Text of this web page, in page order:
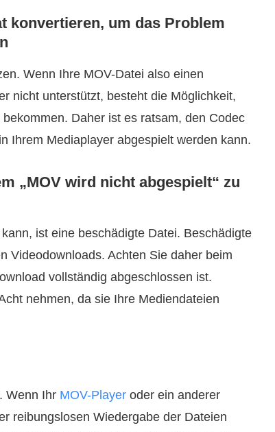
konvertieren, um das Problem
Wenn Ihre MOV-Datei also einen
nicht unterstützt, besteht die Möglichkeit,
Daher ist es ratsam, den Codec
Ihrem Mediaplayer abgespielt werden kann.
„MOV wird nicht abgespielt“ zu
ist eine beschädigte Datei. Beschädigte
Videodownloads. Achten Sie daher beim
vollständig abgeschlossen ist.
nehmen, da sie Ihre Mediendateien
Wenn Ihr MOV-Player oder ein anderer
reibungslosen Wiedergabe der Dateien